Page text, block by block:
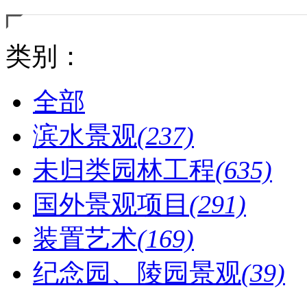
类别：
全部
滨水景观(237)
未归类园林工程(635)
国外景观项目 (291)
装置艺术(169)
纪念园、陵园景观(39)